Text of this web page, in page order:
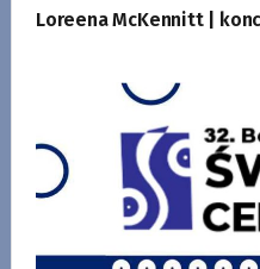
Loreena McKennitt |